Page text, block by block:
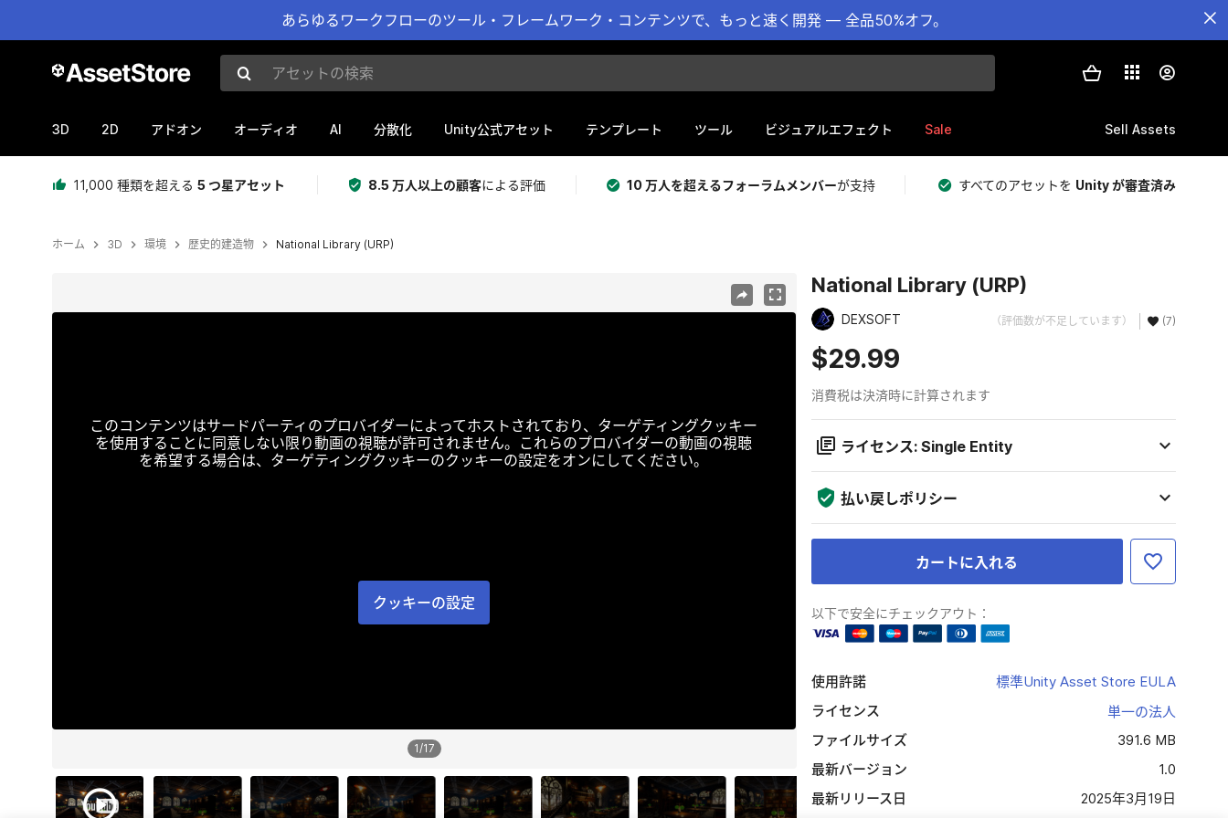
あらゆるワークフローのツール・フレームワーク・コンテンツで、もっと速く開発 — 全品50%オフ。
アセットの検索
3D 2D アドオン オーディオ AI 分散化 Unity公式アセット テンプレート ツール ビジュアルエフェクト Sale Sell Assets
11,000 種類を超える 5 つ星アセット 8.5 万人以上の顧客による評価 10 万人を超えるフォーラムメンバーが支持 すべてのアセットを Unity が審査済み
ホーム 3D 環境 歴史的建造物 National Library (URP)
このコンテンツはサードパーティのプロバイダーによってホストされており、ターゲティングクッキー
を使用することに同意しない限り動画の視聴が許可されません。これらのプロバイダーの動画の視聴
を希望する場合は、ターゲティングクッキーのクッキーの設定をオンにしてください。
クッキーの設定
1/17
National Library (URP)
DEXSOFT （評価数が不足しています） (7)
$29.99
消費税は決済時に計算されます
ライセンス: Single Entity
払い戻しポリシー
カートに入れる
以下で安全にチェックアウト：
使用許諾
標準Unity Asset Store EULA
ライセンス
単一の法人
ファイルサイズ
391.6 MB
最新バージョン
1.0
最新リリース日
2025年3月19日